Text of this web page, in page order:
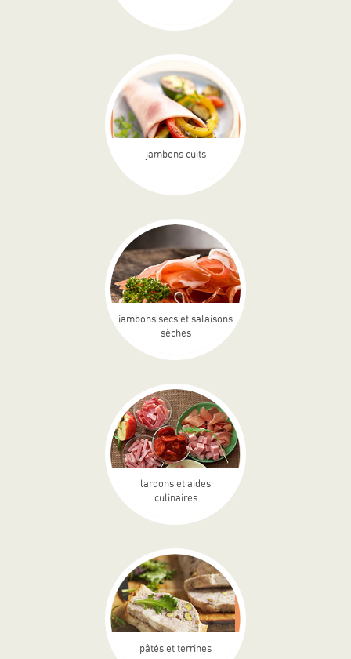
jambons cuits
jambons secs et salaisons
sèches
lardons et aides
culinaires
pâtés et terrines